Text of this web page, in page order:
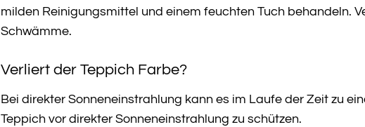
milden Reinigungsmittel und einem feuchten Tuch behandeln.
Schwämme.
Verliert der Teppich Farbe?
Bei direkter Sonneneinstrahlung kann es im Laufe der Zeit zu
Teppich vor direkter Sonneneinstrahlung zu schützen.